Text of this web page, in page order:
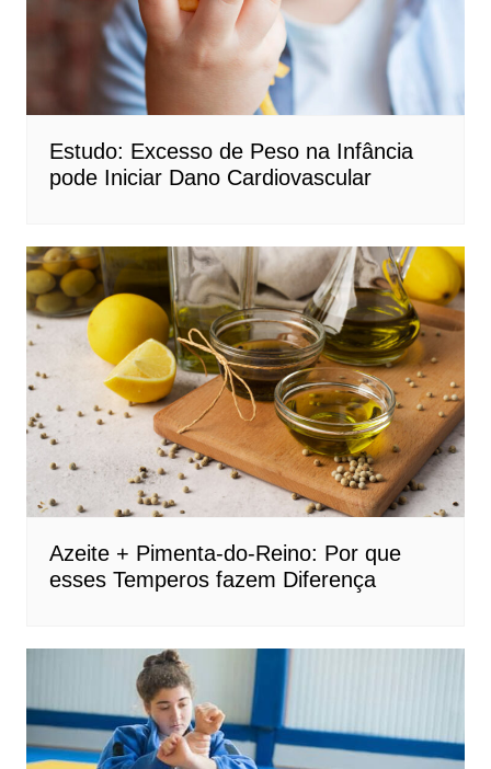
Estudo: Excesso de Peso na Infância
pode Iniciar Dano Cardiovascular
Azeite + Pimenta-do-Reino: Por que
esses Temperos fazem Diferença